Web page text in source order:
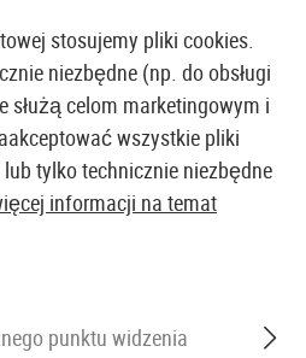
SKLEP I HURTOWNIA
stosujemy pliki cookies.
niezbędne (np. do obsługi
służą celom marketingowym i
wszystkie pliki
tylko technicznie niezbędne
informacji na temat
punktu widzenia